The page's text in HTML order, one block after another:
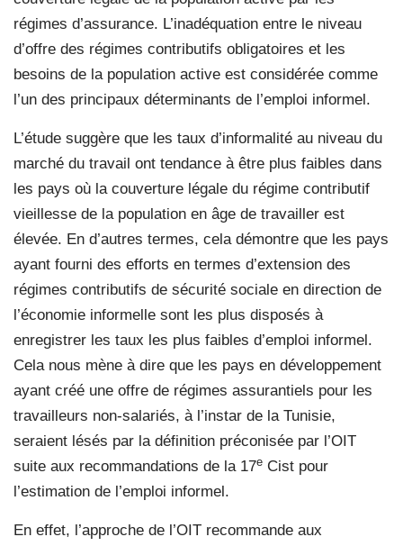
régimes d’assurance. L’inadéquation entre le niveau
d’offre des régimes contributifs obligatoires et les
besoins de la population active est considérée comme
l’un des principaux déterminants de l’emploi informel.
L’étude suggère que les taux d’informalité au niveau du
marché du travail ont tendance à être plus faibles dans
les pays où la couverture légale du régime contributif
vieillesse de la population en âge de travailler est
élevée. En d’autres termes, cela démontre que les pays
ayant fourni des efforts en termes d’extension des
régimes contributifs de sécurité sociale en direction de
l’économie informelle sont les plus disposés à
enregistrer les taux les plus faibles d’emploi informel.
Cela nous mène à dire que les pays en développement
ayant créé une offre de régimes assurantiels pour les
travailleurs non-salariés, à l’instar de la Tunisie,
seraient lésés par la définition préconisée par l’OIT
suite aux recommandations de la 17e Cist pour
l’estimation de l’emploi informel.
En effet, l’approche de l’OIT recommande aux